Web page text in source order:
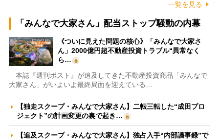
一覧を見る
「みんなで大家さん」配当ストップ騒動の内幕
《ついに見えた問題の核心》「みんなで大家さ
ん」2000億円超不動産投資トラブル“異常なく
ら…
本誌『週刊ポスト』が追及してきた不動産投資商品「みんなで
大家さん」がいよいよ最終局面を迎えている…
【独走スクープ・みんなで大家さん】二転三転した“成田プロ
ジェクト”の計画変更の裏で起き…
【追及スクープ・みんなで大家さん】独占入手“内部議事録”で